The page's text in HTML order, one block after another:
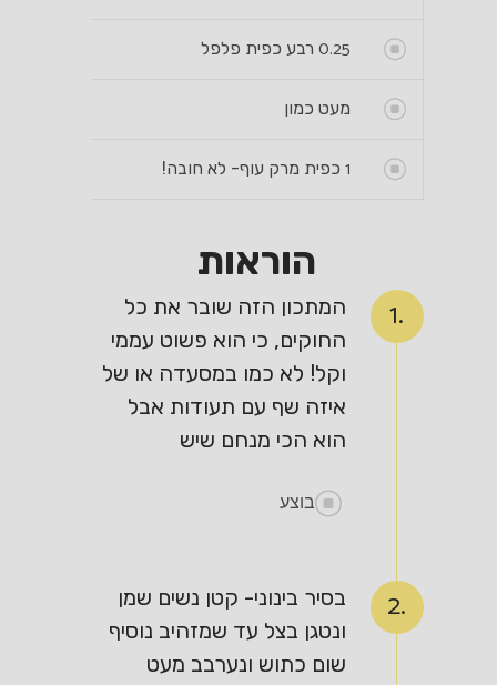
0.25 רבע כפית פלפל
מעט כמון
1 כפית מרק עוף- לא חובה!
הוראות
1.
המתכון הזה שובר את כל
החוקים, כי הוא פשוט עממי
וקל! לא כמו במסעדה או של
איזה שף עם תעודות אבל
הוא הכי מנחם שיש
בוצע
2.
בסיר בינוני- קטן נשים שמן
ונטגן בצל עד שמזהיב נוסיף
שום כתוש ונערבב מעט